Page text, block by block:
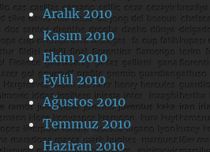
Aralık 2010
Kasım 2010
Ekim 2010
Eylül 2010
Ağustos 2010
Temmuz 2010
Haziran 2010